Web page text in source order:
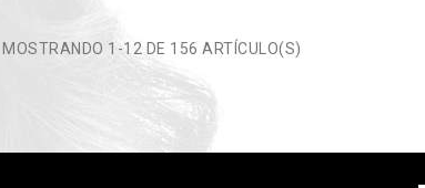
MOSTRANDO 1-12 DE 156 ARTÍCULO(S)